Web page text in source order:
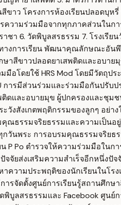
ขาว โครงการห้องเรียนปลอดบุ
วามร่วมมือจากทุกภาคส่วนในก
า 6. วัดพิบูลสรธรรม 7. โรงเรีย
การเรียน พัฒนาคุณลักษณะอันพึ
าสีขาวปลอดยาเสพติดและอบาย
มือโดยใช้ HRS Mod โดยมีวัตถุ
ารมีส่วนร่วมและร่วมมือกันปรับ
ดและอบายมุข ผู้ปกครองและชุม
งสังเกตพฤติกรรมของลูกๆ อย่า
ณธรรมจริยธรรมและความเป็น
นพระ การอบรมคุณธรรมจริยธร
P Po ตำรวจให้ความร่วมมือใน
จจัยส่งเสริมความสำเร็จอีกหนึ่
ความประพฤติของนักเรียนในโ
ารจัดตั้งศูนย์การเรียนรู้สถานศึ
พิบูลสรธรรมและ Facebook ศูน